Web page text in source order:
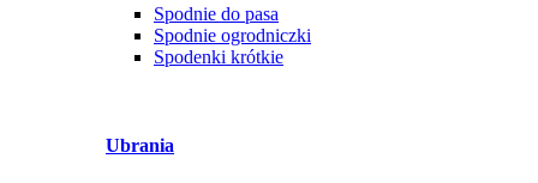
Spodnie do pasa
Spodnie ogrodniczki
Spodenki krótkie
Ubrania